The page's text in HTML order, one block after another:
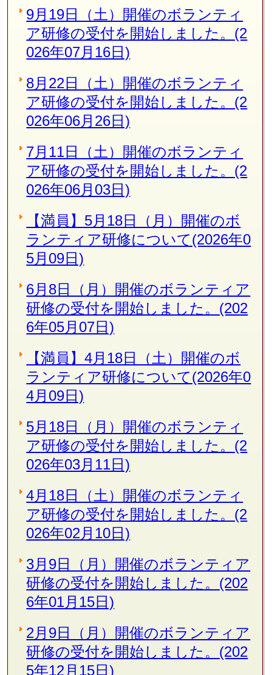
9月19日（土）開催のボランティ
ア研修の受付を開始しました。(2
026年07月16日)
8月22日（土）開催のボランティ
ア研修の受付を開始しました。(2
026年06月26日)
7月11日（土）開催のボランティ
ア研修の受付を開始しました。(2
026年06月03日)
【満員】5月18日（月）開催のボ
ランティア研修について(2026年0
5月09日)
6月8日（月）開催のボランティア
研修の受付を開始しました。(202
6年05月07日)
【満員】4月18日（土）開催のボ
ランティア研修について(2026年0
4月09日)
5月18日（月）開催のボランティ
ア研修の受付を開始しました。(2
026年03月11日)
4月18日（土）開催のボランティ
ア研修の受付を開始しました。(2
026年02月10日)
3月9日（月）開催のボランティア
研修の受付を開始しました。(202
6年01月15日)
2月9日（月）開催のボランティア
研修の受付を開始しました。(202
5年12月15日)